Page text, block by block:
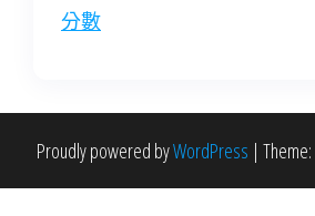
分數
Proudly powered byWordPress | Theme: